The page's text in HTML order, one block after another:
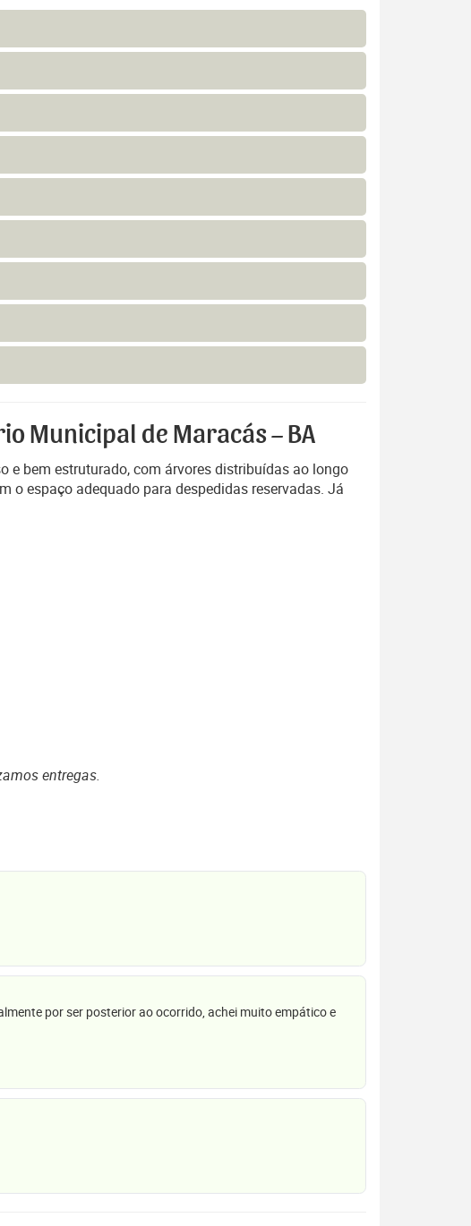
Municipal de Maracás – BA
e bem estruturado, com árvores distribuídas ao longo
o espaço adequado para despedidas reservadas. Já
entregas.
por ser posterior ao ocorrido, achei muito empático e